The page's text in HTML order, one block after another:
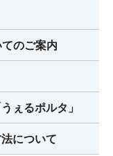
のご案内
ぇるポルタ」
について